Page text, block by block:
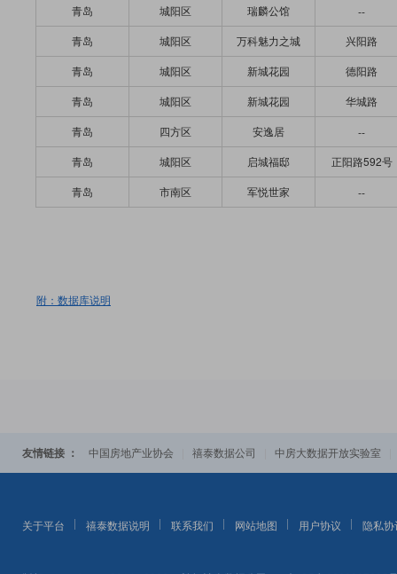
青岛
城阳区 瑞麟公馆
--
青岛
城阳区 万科魅力之城
兴阳路
青岛
城阳区 新城花园
德阳路
青岛
城阳区 新城花园
华城路
青岛
四方区 安逸居
--
青岛
城阳区 启城福邸
正阳路592号
青岛
市南区 军悦世家 --
附：数据库说明
友情链接 ： 中国房地产业协会 禧泰数据公司 中房大数据开放实验室
关于平台 禧泰数据说明 联系我们 网站地图 用户协议 隐私协